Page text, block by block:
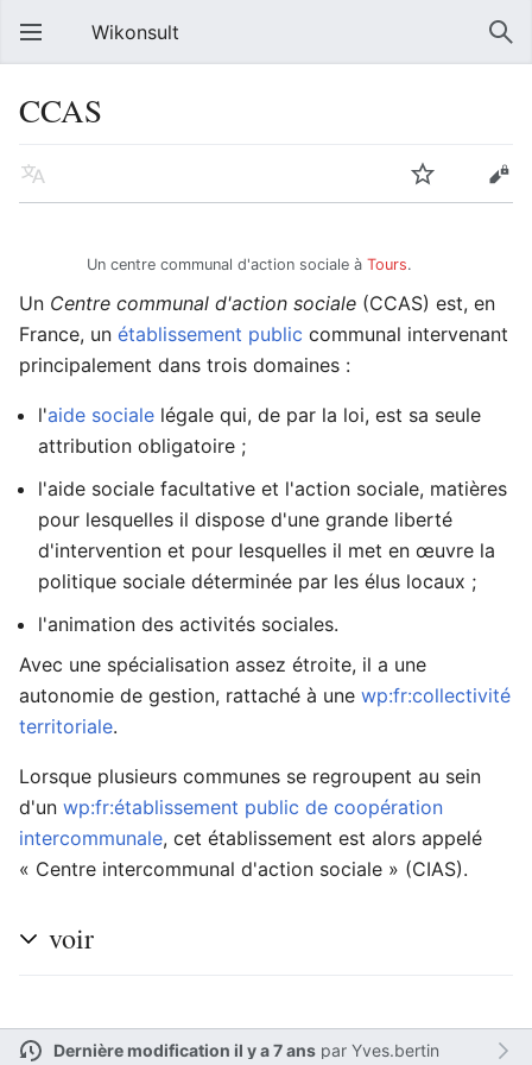
Ouvrir le menu principal
Wikonsult
CCAS
Lire Suivre
Un centre communal d'action sociale à Tours.
Un Centre communal d'action sociale (CCAS) est, en
France, un établissement public communal intervenant
principalement dans trois domaines :
l'aide sociale légale qui, de par la loi, est sa seule
attribution obligatoire ;
l'aide sociale facultative et l'action sociale, matières
pour lesquelles il dispose d'une grande liberté
d'intervention et pour lesquelles il met en œuvre la
politique sociale déterminée par les élus locaux ;
l'animation des activités sociales.
Avec une spécialisation assez étroite, il a une
autonomie de gestion, rattaché à une wp:fr:collectivité
territoriale.
Lorsque plusieurs communes se regroupent au sein
d'un wp:fr:établissement public de coopération
intercommunale, cet établissement est alors appelé
« Centre intercommunal d'action sociale » (CIAS).
voir
Dernière modification il y a 7 anspar Yves.bertin